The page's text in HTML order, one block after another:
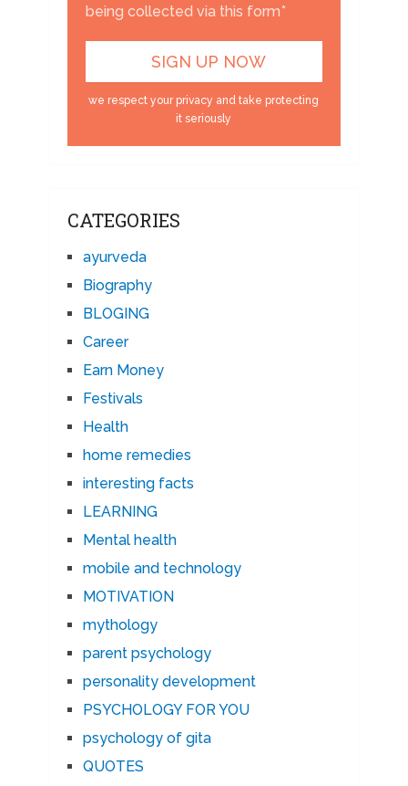
being collected via this form*
we respect your privacy and take protecting
it seriously
CATEGORIES
ayurveda
Biography
BLOGING
Career
Earn Money
Festivals
Health
home remedies
interesting facts
LEARNING
Mental health
mobile and technology
MOTIVATION
mythology
parent psychology
personality development
PSYCHOLOGY FOR YOU
psychology of gita
QUOTES